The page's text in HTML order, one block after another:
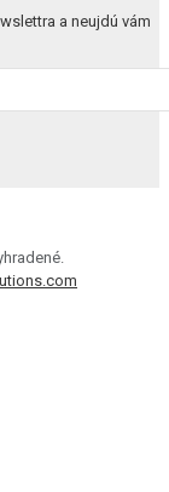
a neujdú vám